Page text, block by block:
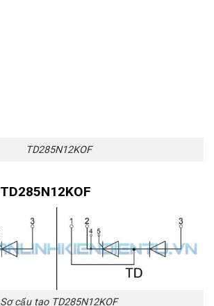
TD285N12KOF
TD285N12KOF
Sơ cấu tạo TD285N12KOF